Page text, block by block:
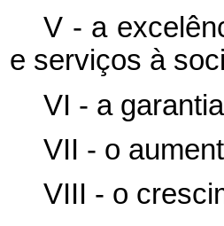
V - a
e serviços à
VI - a
VII - o
VIII - o